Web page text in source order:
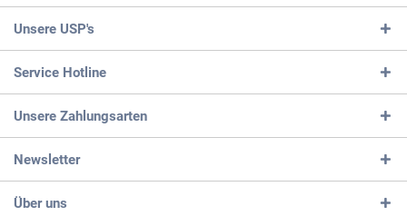
Unsere USP's
Service Hotline
Unsere Zahlungsarten
Newsletter
Über uns